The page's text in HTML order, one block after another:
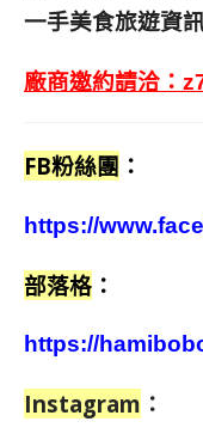
一手美食旅遊資
廠商邀約請洽：
FB粉絲團 ：
https://
部落格 ：
https://
Instagram ：